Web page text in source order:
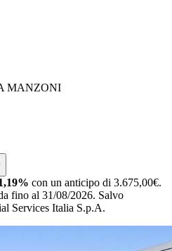
MANZONI
con un anticipo di 3.675,00€.
fino al 31/08/2026. Salvo
Services Italia S.p.A.